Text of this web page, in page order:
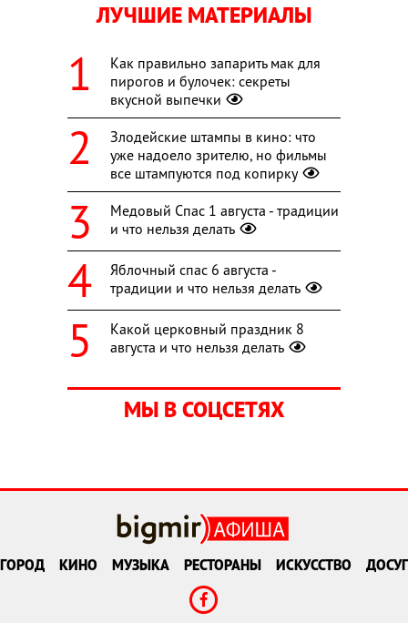
ЛУЧШИЕ МАТЕРИАЛЫ
Как правильно запарить мак для
пирогов и булочек: секреты
вкусной выпечки
Злодейские штампы в кино: что
уже надоело зрителю, но фильмы
все штампуются под копирку
Медовый Спас 1 августа - традиции
и что нельзя делать
Яблочный спас 6 августа -
традиции и что нельзя делать
Какой церковный праздник 8
августа и что нельзя делать
МЫ В СОЦСЕТЯХ
ГОРОД КИНО МУЗЫКА РЕСТОРАНЫ ИСКУССТВО ДОСУГ